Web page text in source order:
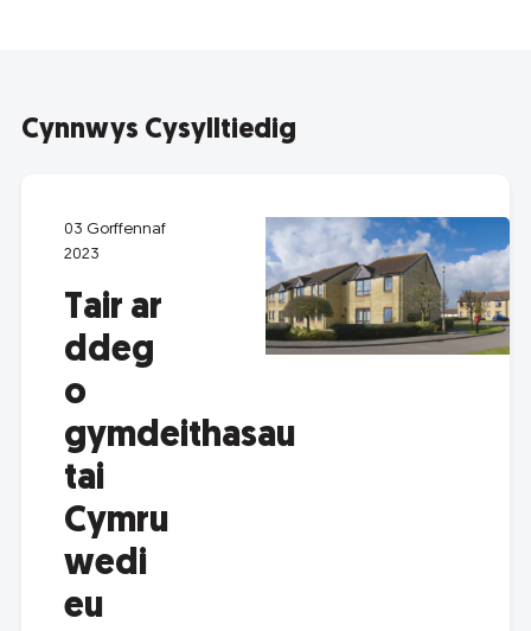
Cynnwys Cysylltiedig
03 Gorffennaf
2023
Tair ar
ddeg
o
gymdeithasau
tai
Cymru
wedi
eu